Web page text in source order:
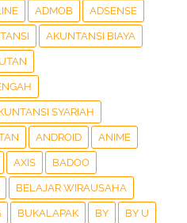
ADMOB ADSENSE
AKUNTANSI BIAYA
SYARIAH
ANDROID ANIME
AXIS BADOO
BELAJAR WIRAUSAHA
BUKALAPAK BY BY U